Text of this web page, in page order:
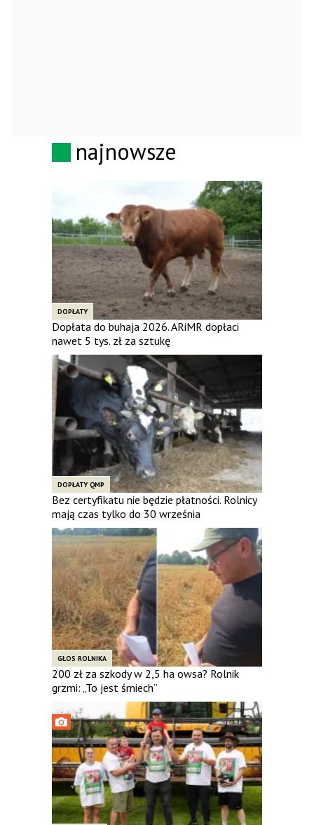
najnowsze
DOPŁATY
Dopłata do buhaja 2026. ARiMR dopłaci
nawet 5 tys. zł za sztukę
DOPŁATY QMP
Bez certyfikatu nie będzie płatności. Rolnicy
mają czas tylko do 30 września
GŁOS ROLNIKA
200 zł za szkody w 2,5 ha owsa? Rolnik
grzmi: „To jest śmiech”